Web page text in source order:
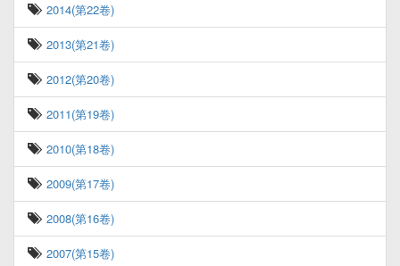
2014(第22卷)
2013(第21卷)
2012(第20卷)
2011(第19卷)
2010(第18卷)
2009(第17卷)
2008(第16卷)
2007(第15卷)